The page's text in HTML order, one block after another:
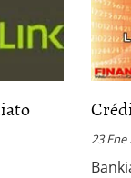
de
y GM consiguen
ligados al
qué el ahorro
bancos
de los neobancos
al 4 %
23 Ene